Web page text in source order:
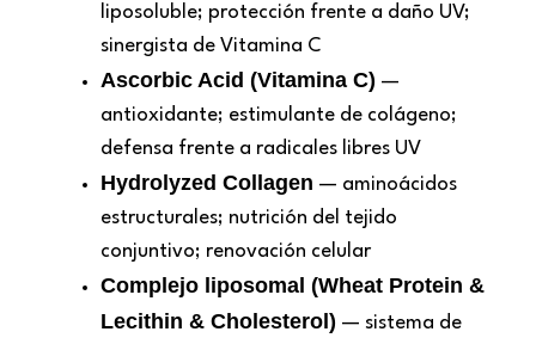
liposoluble; protección frente a daño UV;
sinergista de Vitamina C
Ascorbic Acid (Vitamina C) —
antioxidante; estimulante de colágeno;
defensa frente a radicales libres UV
Hydrolyzed Collagen — aminoácidos
estructurales; nutrición del tejido
conjuntivo; renovación celular
Complejo liposomal (Wheat Protein &
Lecithin & Cholesterol) — sistema de